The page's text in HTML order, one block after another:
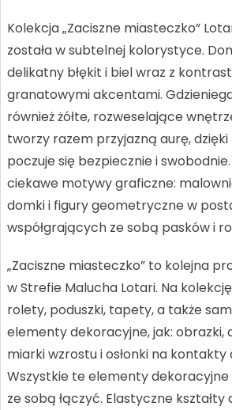
Kolekcja „Zaciszne miasteczko”
została w subtelnej kolorystyce.
delikatny błękit i biel wraz z
granatowymi akcentami.
również żółte, rozweselające
tworzy razem przyjazną aurę,
poczuje się bezpiecznie i
ciekawe motywy graficzne:
domki i figury geometryczne w
współgrających ze sobą pasków i
„Zaciszne miasteczko” to kolejna
w Strefie Malucha Lotari. Na
rolety, poduszki, tapety, a także
elementy dekoracyjne, jak: obrazki,
miarki wzrostu i osłonki na kontakty
Wszystkie te elementy dekoracyjne
ze sobą łączyć. Elastyczne kształty